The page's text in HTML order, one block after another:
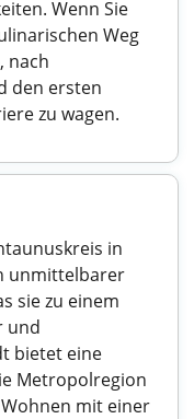
Wenn Sie
Weg
nach
den ersten
zu wagen.
in
unmittelbarer
sie zu einem
und
bietet eine
Metropolregion
mit einer